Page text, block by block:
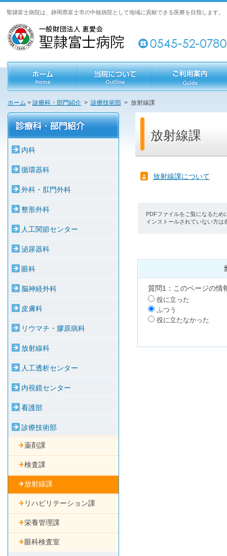
聖隷富士病院は、静岡県富士市の中核病院として地域に貢献できる医療を目指します。
ホーム > 診療科・部門紹介 > 診療技術部 > 放射線課
放射線課
放射線課について
PDFファイルをご覧になるため
インストールされていない方は
質問1：このページの情
役に立った
ふつう
役に立たなかった
内科
循環器科
外科・肛門外科
整形外科
人工関節センター
泌尿器科
眼科
脳神経外科
皮膚科
リウマチ・膠原病科
放射線科
人工透析センター
内視鏡センター
看護部
診療技術部
薬剤課
検査課
放射線課
リハビリテーション課
栄養管理課
眼科検査室